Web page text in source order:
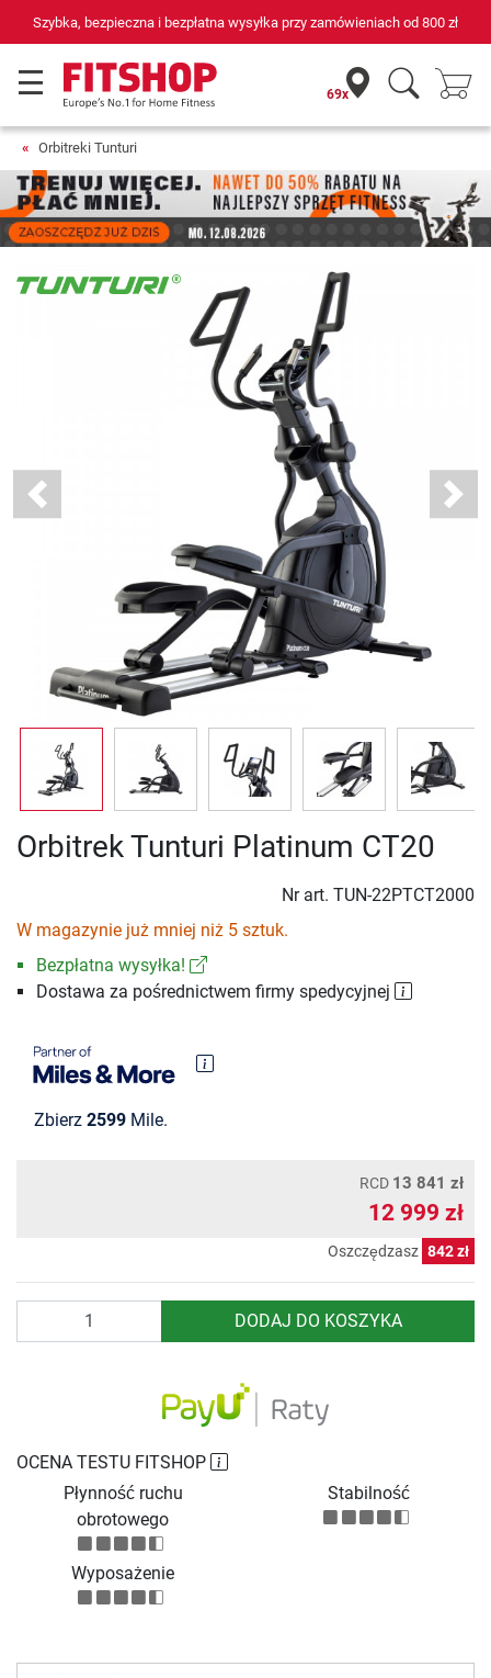
69 sklepów fitness i 75 własnych techników serwisowych
69x
Orbitreki Tunturi
Previous Next
Orbitrek Tunturi Platinum CT20
Nr art. TUN-22PTCT2000
W magazynie już mniej niż 5 sztuk.
Bezpłatna wysyłka!
Dostawa za pośrednictwem firmy spedycyjnej
Zbierz 2599 Mile.
RCD 13 841 zł
12 999 zł
Oszczędzasz 842 zł
DODAJ DO KOSZYKA
OCENA TESTU FITSHOP
Płynność ruchu
obrotowego
Stabilność
Wyposażenie